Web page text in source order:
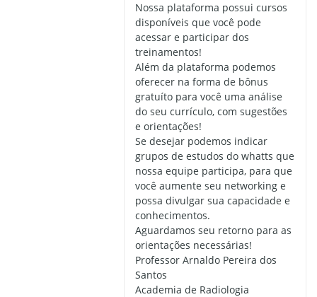
Nossa plataforma possui cursos
disponíveis que você pode
acessar e participar dos
treinamentos!
Além da plataforma podemos
oferecer na forma de bônus
gratuíto para você uma análise
do seu currículo, com sugestões
e orientações!
Se desejar podemos indicar
grupos de estudos do whatts que
nossa equipe participa, para que
você aumente seu networking e
possa divulgar sua capacidade e
conhecimentos.
Aguardamos seu retorno para as
orientações necessárias!
Professor Arnaldo Pereira dos
Santos
Academia de Radiologia